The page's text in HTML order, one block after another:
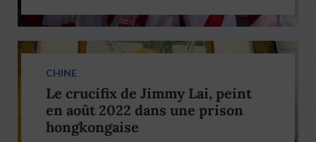
CHINE
Le crucifix de Jimmy Lai, peint
en août 2022 dans une prison
hongkongaise